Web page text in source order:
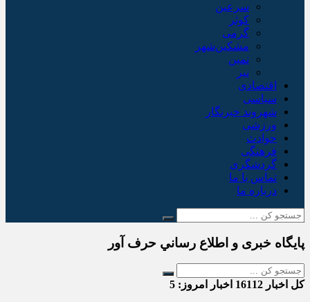
سرعین
کوثر
گرمی
مشکین‌شهر
نمین
نیر
اقتصادی
سیاسی
شهروند خبرنگار
ورزشی
حوادث
فرهنگی
گردشگری
تماس با ما
درباره ما
پایگاه خبری و اطلاع رساني حرف آور
کل اخبار اخبار امروز: 5